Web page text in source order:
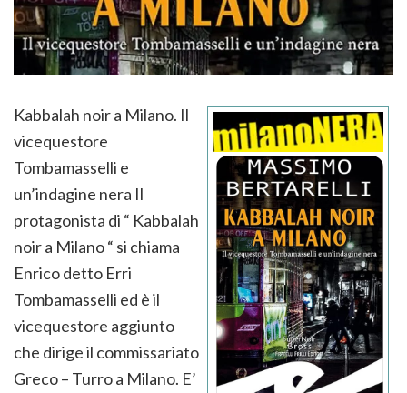
Kabbalah noir a Milano. Il
vicequestore
Tombamasselli e
un’indagine nera Il
protagonista di “ Kabbalah
noir a Milano “ si chiama
Enrico detto Erri
Tombamasselli ed è il
vicequestore aggiunto
che dirige il commissariato
Greco – Turro a Milano. E’